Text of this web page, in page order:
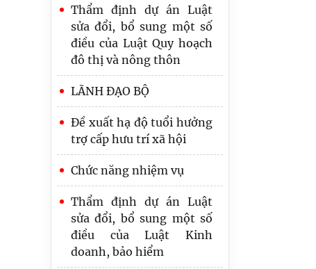
Thẩm định dự án Luật
sửa đổi, bổ sung một số
điều của Luật Quy hoạch
đô thị và nông thôn
LÃNH ĐẠO BỘ
Đề xuất hạ độ tuổi hưởng
trợ cấp hưu trí xã hội
Chức năng nhiệm vụ
Thẩm định dự án Luật
sửa đổi, bổ sung một số
điều của Luật Kinh
doanh, bảo hiểm
Bảo đảm Đề án “Chiến
lược hoàn thiện hệ thống
pháp luật Việt Nam trong
kỷ nguyên mới” có tính
khả thi, giá trị thực tiễn
Hồ sơ dự án Luật về văn
bản quy phạm pháp luật:
Hoàn thiện thẩm quyền,
nội dung ban hành văn